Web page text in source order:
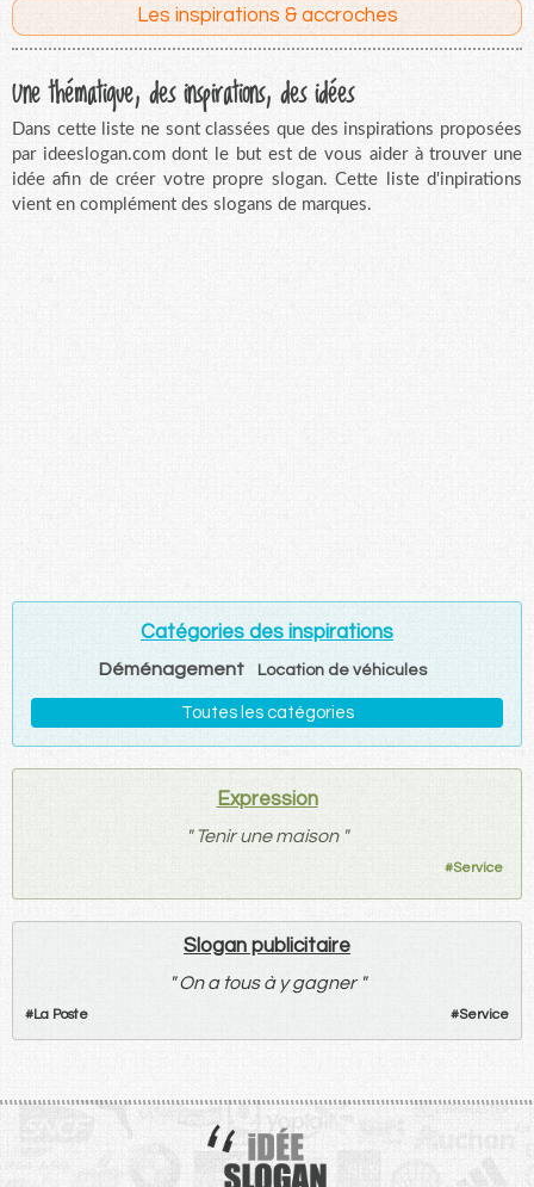
Les inspirations & accroches
Une thématique, des inspirations, des idées
Dans cette liste ne sont classées que des inspirations proposées
par ideeslogan.com dont le but est de vous aider à trouver une
idée afin de créer votre propre slogan. Cette liste d'inpirations
vient en complément des slogans de marques.
Catégories des inspirations
Déménagement Location de véhicules
Toutes les catégories
Expression
" Tenir une maison "
#Service
Slogan publicitaire
" On a tous à y gagner "
#La Poste #Service